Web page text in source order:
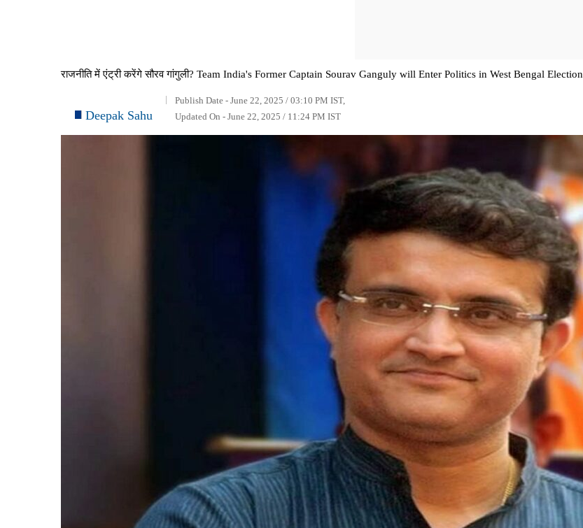
राजनीति में एंट्री करेंगे सौरव गांगुली? Team India's Former Captain Sourav Ganguly will Enter Politics in West Bengal Election
Deepak Sahu
Publish Date - June 22, 2025 / 03:10 PM IST,
Updated On - June 22, 2025 / 11:24 PM IST